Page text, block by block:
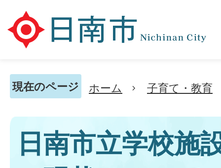
現在のページ ホーム 子育て・教育
日南市立学校施